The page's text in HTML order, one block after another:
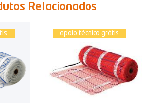
Relacionados
apoio técnico grátis